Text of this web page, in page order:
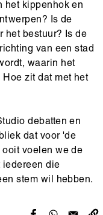
het kippenhok en
Is de
het bestuur? Is de
van een stad
waarin het
zit dat met het
debatten en
dat voor 'de
ooit voelen we de
iedereen die
stem wil hebben.